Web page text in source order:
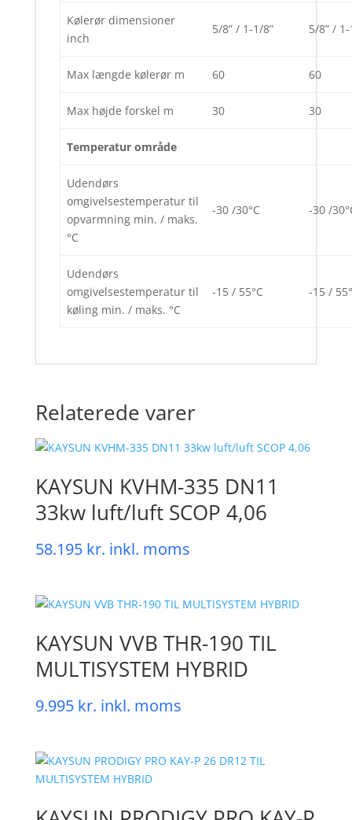
Kølerør dimensioner
inch
5/8” / 1-1/8” 5/8” / 1-
Max længde kølerør m 60 60
Max højde forskel m 30 30
Temperatur område
Udendørs
omgivelsestemperatur til
opvarmning min. / maks.
°C
-30 /30°C -30 /
Udendørs
omgivelsestemperatur til
køling min. / maks. °C
-15 / 55°C -15 /
Relaterede varer
KAYSUN KVHM-335 DN11
33kw luft/luft SCOP 4,06
58.195 kr. inkl. moms
KAYSUN VVB THR-190 TIL
MULTISYSTEM HYBRID
9.995 kr. inkl. moms